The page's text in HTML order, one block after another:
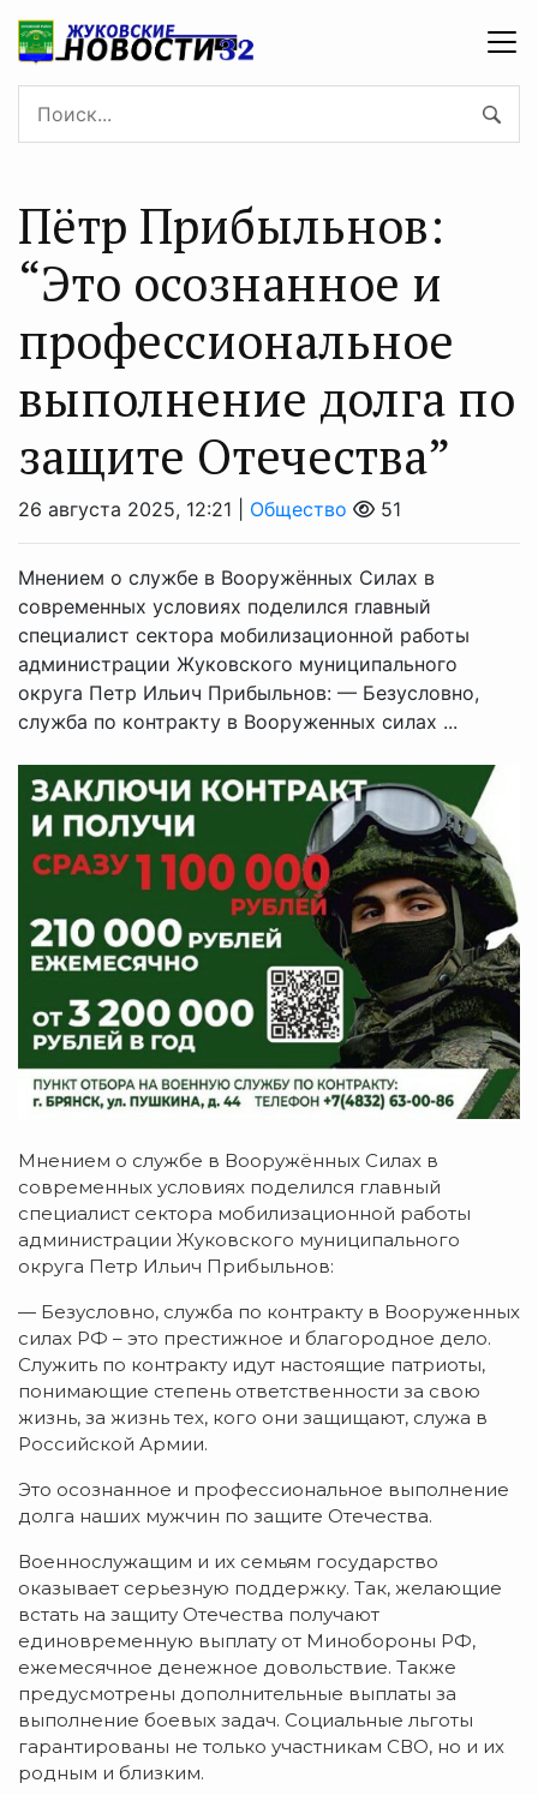
Пётр Прибыльнов:
“Это осознанное и
профессиональное
выполнение долга по
защите Отечества”
26 августа 2025, 12:21 | Общество 51
Мнением о службе в Вооружённых Силах в
современных условиях поделился главный
специалист сектора мобилизационной работы
администрации Жуковского муниципального
округа Петр Ильич Прибыльнов: — Безусловно,
служба по контракту в Вооруженных силах ...
Мнением о службе в Вооружённых Силах в
современных условиях поделился главный
специалист сектора мобилизационной работы
администрации Жуковского муниципального
округа Петр Ильич Прибыльнов:
— Безусловно, служба по контракту в Вооруженных
силах РФ – это престижное и благородное дело.
Служить по контракту идут настоящие патриоты,
понимающие степень ответственности за свою
жизнь, за жизнь тех, кого они защищают, служа в
Российской Армии.
Это осознанное и профессиональное выполнение
долга наших мужчин по защите Отечества.
Военнослужащим и их семьям государство
оказывает серьезную поддержку. Так, желающие
встать на защиту Отечества получают
единовременную выплату от Минобороны РФ,
ежемесячное денежное довольствие. Также
предусмотрены дополнительные выплаты за
выполнение боевых задач. Социальные льготы
гарантированы не только участникам СВО, но и их
родным и близким.